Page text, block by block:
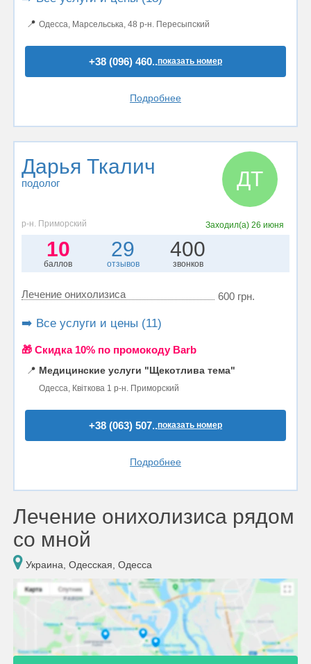
📍 Одесса, Марсельська, 48 р-н. Пересыпский
+38 (096) 460..показать номер
Подробнее
Дарья Ткалич
подолог ДТ
р-н. Приморский Заходил(а)26 июня
10
баллов
29
отзывов
400
звонков
Лечение онихолизиса 600 грн.
➡️ Все услуги и цены (11)
🎁 Cкидка 10% по промокоду Barb
📍 Медицинские услуги "Щекотлива тема"
Одесса, Квіткова 1 р-н. Приморский
+38 (063) 507..показать номер
Подробнее
Лечение онихолизиса рядом
со мной
Украина, Одесская, Одесса